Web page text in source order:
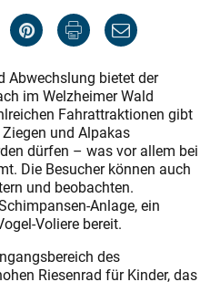
Abwechslung bietet der
im Welzheimer Wald
Fahrattraktionen gibt
und Alpakas
dürfen – was vor allem bei
Die Besucher können auch
und beobachten.
Anlage, ein
Voliere bereit.
des
Riesenrad für Kinder, das